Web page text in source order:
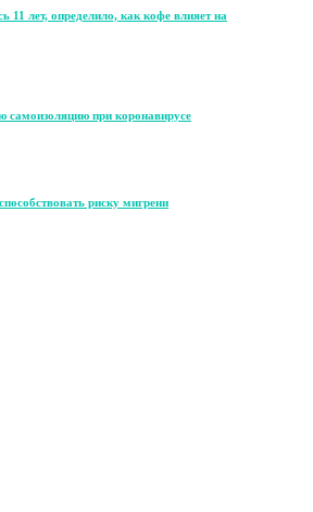
11 лет, определило, как кофе влияет на
самоизоляцию при коронавирусе
риску мигрени